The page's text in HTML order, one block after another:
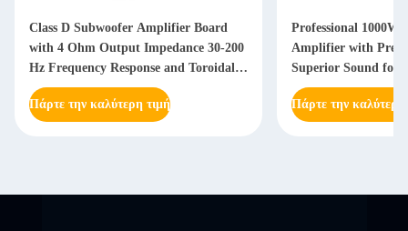
Class D Subwoofer Amplifier Board
with 4 Ohm Output Impedance 30-200
Hz Frequency Response and Toroidal
Power Supply
Πάρτε την καλύτερη τιμή
Professional 1000W
Amplifier with
Superior Sound for
Πάρτε την καλύτερη